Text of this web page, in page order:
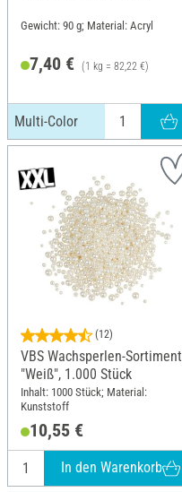
Gewicht: 90 g; Material: Acryl
7,40 € (1 kg = 82,22 €)
Multi-Color
(12)
VBS Wachsperlen-Sortiment
"Weiß", 1.000 Stück
Inhalt: 1000 Stück; Material:
Kunststoff
10,55 €
In den Warenkorb